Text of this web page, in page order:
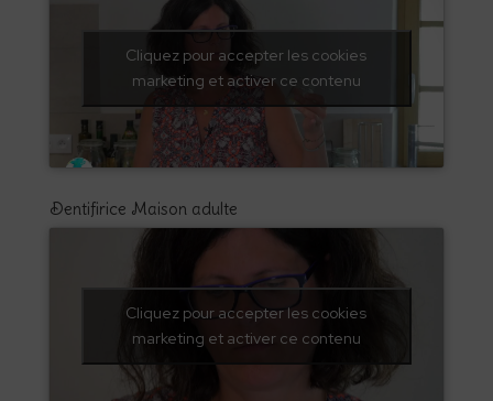
Cliquez pour accepter les cookies
marketing et activer ce contenu
Dentifirice Maison adulte
Cliquez pour accepter les cookies
marketing et activer ce contenu